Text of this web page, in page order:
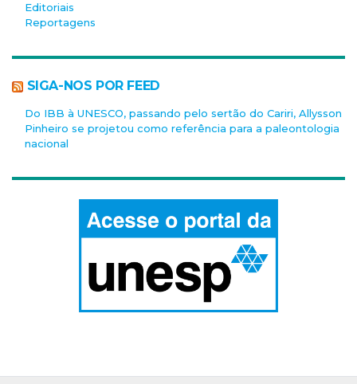
Editoriais
Reportagens
SIGA-NOS POR FEED
Do IBB à UNESCO, passando pelo sertão do Cariri, Allysson
Pinheiro se projetou como referência para a paleontologia
nacional